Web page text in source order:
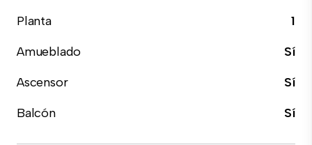
Planta
1
Amueblado
Sí
Ascensor
Sí
Balcón
Sí